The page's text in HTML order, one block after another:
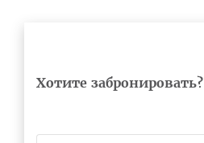
Хотите забронировать?